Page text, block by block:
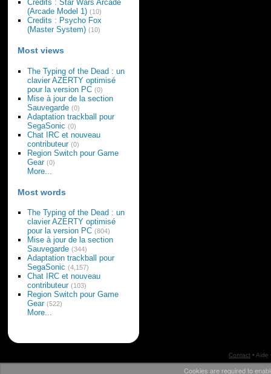
Credits : Star Wars Arcade
(Arcade Model 1) (10)
Credits : Psycho Fox
(Master System) (10)
Most views
The Typing of the Dead : un
clavier AZERTY optimisé
pour la version PC (0)
Mise à jour de la section
Sauvegarde (0)
Adaptation trackball pour
SegaSonic (0)
Chat IRC et nouveau
contributeur (0)
Region Switch pour Game
Gear (0)
More...
Most words
The Typing of the Dead : un
clavier AZERTY optimisé
pour la version PC (804)
Mise à jour de la section
Sauvegarde (344)
Adaptation trackball pour
SegaSonic (4,157)
Chat IRC et nouveau
contributeur (103)
Region Switch pour Game
Gear (522)
More...
Contact• Aide
Cookies are required to